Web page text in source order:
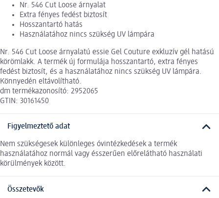
Nr. 546 Cut Loose árnyalat
Extra fényes fedést biztosít
Hosszantartó hatás
Használatához nincs szükség UV lámpára
Nr. 546 Cut Loose árnyalatú essie Gel Couture exkluzív gél hatású
körömlakk. A termék új formulája hosszantartó, extra fényes
fedést biztosít, és a használatához nincs szükség UV lámpára.
Könnyedén eltávolítható.
dm termékazonosító: 2952065
GTIN: 30161450
Figyelmeztető adat
Nem szükségesek különleges óvintézkedések a termék
használatához normál vagy ésszerűen előrelátható használati
körülmények között.
Összetevők